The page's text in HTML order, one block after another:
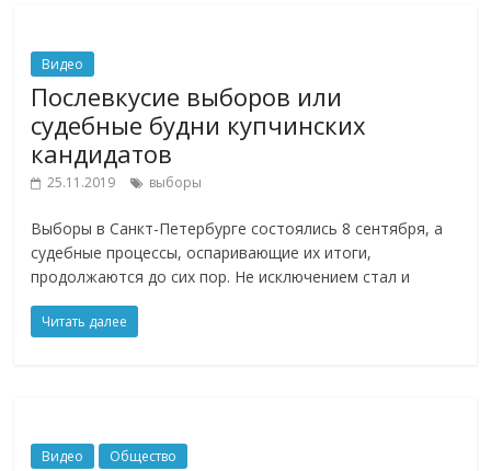
Видео
Послевкусие выборов или
судебные будни купчинских
кандидатов
25.11.2019 выборы
Выборы в Санкт-Петербурге состоялись 8 сентября, а
судебные процессы, оспаривающие их итоги,
продолжаются до сих пор. Не исключением стал и
Читать далее
Видео Общество